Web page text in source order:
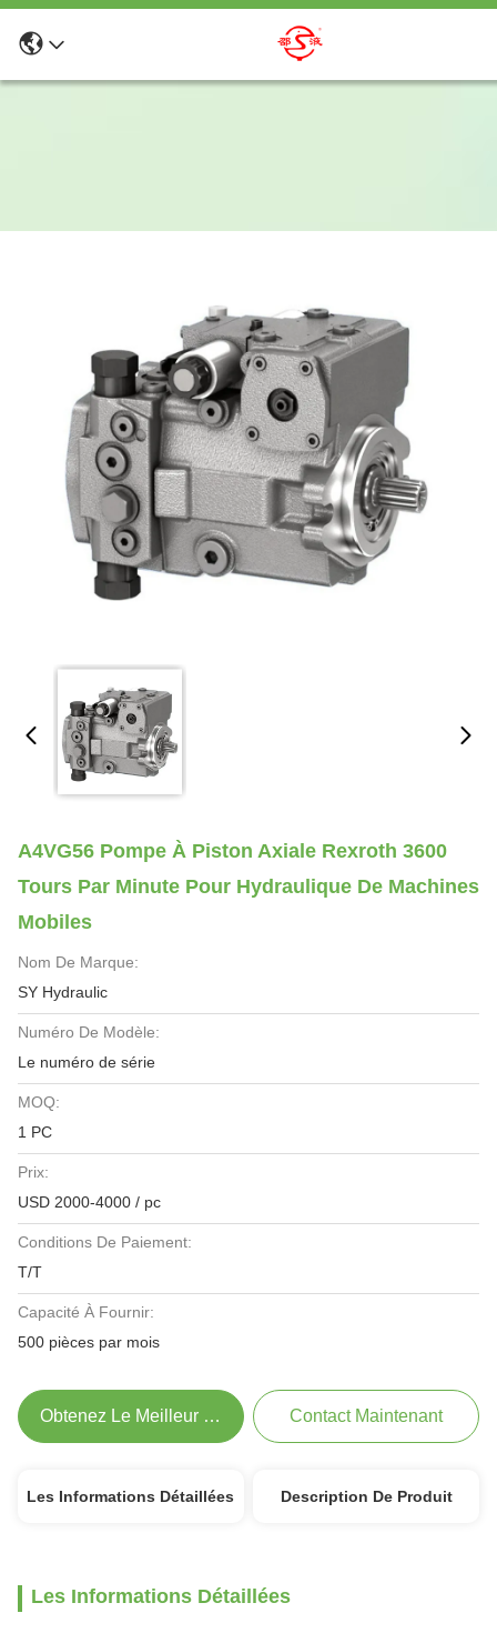
A4VG56 Pompe À Piston Axiale Rexroth 3600
Tours Par Minute Pour Hydraulique De Machines
Mobiles
Nom De Marque:
SY Hydraulic
Numéro De Modèle:
Le numéro de série
MOQ:
1 PC
Prix:
USD 2000-4000 / pc
Conditions De Paiement:
T/T
Capacité À Fournir:
500 pièces par mois
Obtenez Le Meilleur Prix Contact Maintenant
Les Informations Détaillées Description De Produit
Les Informations Détaillées